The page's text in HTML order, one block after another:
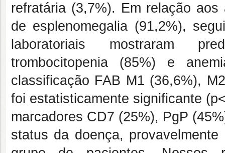
refratária (3,7%). Em relação
de esplenomegalia (91,2%),
laboratoriais mostraram
trombocitopenia (85%) e
classificação FAB M1 (36,6%),
foi estatisticamente significante
marcadores CD7 (25%), PgP
status da doença,